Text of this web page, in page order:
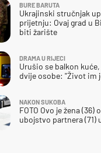
BURE BARUTA
Ukrajinski stručnjak
prijetnju: Ovaj grad u
biti žarište
DRAMA U RIJECI
Urušio se balkon
dvije osobe: "Život im
NAKON SUKOBA
FOTO Ovo je žena (36)
ubojstvo partnera (71)